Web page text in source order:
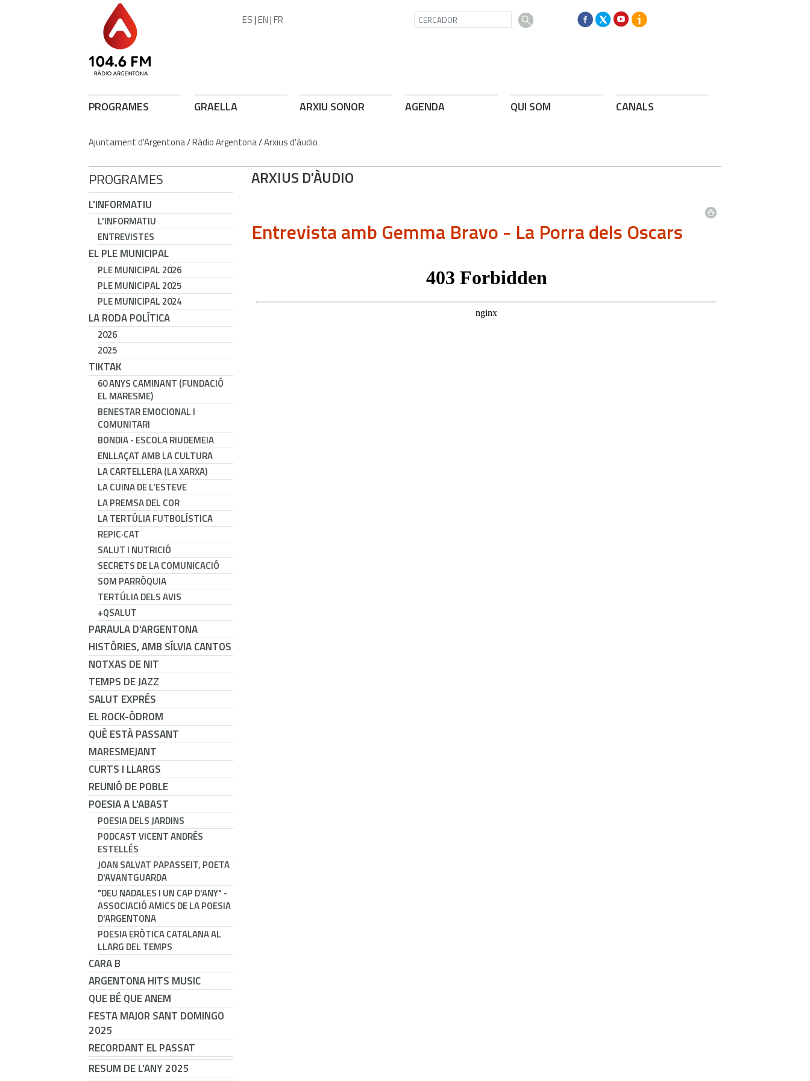
ES|EN|FR
PROGRAMES GRAELLA ARXIU SONOR AGENDA QUI SOM CANALS
Ajuntament d'Argentona/Ràdio Argentona/Arxius d'àudio
PROGRAMES
L'INFORMATIU
L'INFORMATIU
ENTREVISTES
EL PLE MUNICIPAL
PLE MUNICIPAL 2026
PLE MUNICIPAL 2025
PLE MUNICIPAL 2024
LA RODA POLÍTICA
2026
2025
TIKTAK
60 ANYS CAMINANT (FUNDACIÓ
EL MARESME)
BENESTAR EMOCIONAL I
COMUNITARI
BONDIA - ESCOLA RIUDEMEIA
ENLLAÇAT AMB LA CULTURA
LA CARTELLERA (LA XARXA)
LA CUINA DE L'ESTEVE
LA PREMSA DEL COR
LA TERTÚLIA FUTBOLÍSTICA
REPIC·CAT
SALUT I NUTRICIÓ
SECRETS DE LA COMUNICACIÓ
SOM PARRÒQUIA
TERTÚLIA DELS AVIS
+QSALUT
PARAULA D'ARGENTONA
HISTÒRIES, AMB SÍLVIA CANTOS
NOTXAS DE NIT
TEMPS DE JAZZ
SALUT EXPRÉS
EL ROCK-ÒDROM
QUÈ ESTÀ PASSANT
MARESMEJANT
CURTS I LLARGS
REUNIÓ DE POBLE
POESIA A L'ABAST
POESIA DELS JARDINS
PODCAST VICENT ANDRÉS
ESTELLÉS
JOAN SALVAT PAPASSEIT, POETA
D'AVANTGUARDA
"DEU NADALES I UN CAP D'ANY" -
ASSOCIACIÓ AMICS DE LA POESIA
D'ARGENTONA
POESIA ERÒTICA CATALANA AL
LLARG DEL TEMPS
CARA B
ARGENTONA HITS MUSIC
QUE BÉ QUE ANEM
FESTA MAJOR SANT DOMINGO
2025
RECORDANT EL PASSAT
RESUM DE L'ANY 2025
ARXIUS D'ÀUDIO
Entrevista amb Gemma Bravo - La Porra dels Oscars